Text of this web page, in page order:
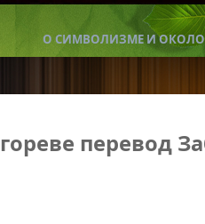
О СИМВОЛИЗМЕ И ОКОЛО
перевод